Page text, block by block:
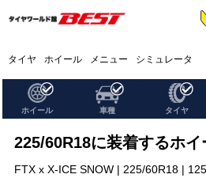
タイヤ ホイール メニュー シミュレータ
ホイール 車種 タイヤ
225/60R18に装着するホ
FTX x X-ICE SNOW | 225/60R18 |